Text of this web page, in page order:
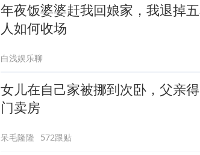
年夜饭婆婆赶我回娘家，我退掉
人如何收场
白浅娱乐聊
女儿在自己家被挪到次卧，父亲
门卖房
呆毛隆隆 572跟贴